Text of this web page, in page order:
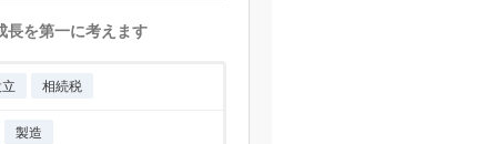
長を第一に考えます
相続税
製造